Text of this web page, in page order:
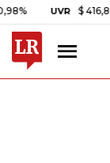
$ 416,86 +$ 0,05